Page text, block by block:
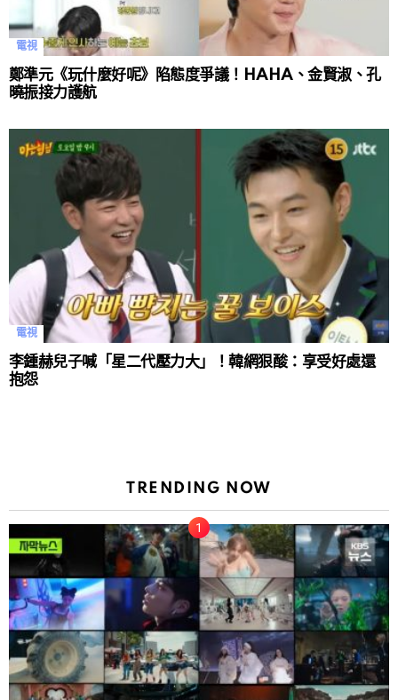
電視
鄭準元《玩什麼好呢》陷態度爭議！HAHA、金賢淑、孔
曉振接力護航
電視
李鍾赫兒子喊「星二代壓力大」！韓網狠酸：享受好處還
抱怨
TRENDING NOW